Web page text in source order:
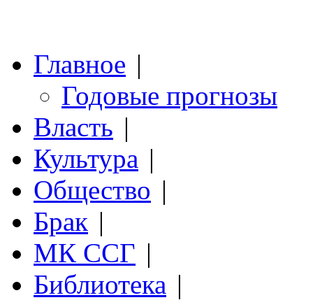
Главное |
Годовые прогнозы
Власть |
Культура |
Общество |
Брак |
МК ССГ |
Библиотека |